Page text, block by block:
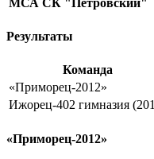
Результаты
Команда
«Приморец-2012»
Ижорец-402 гимназия
«Приморец-2012»